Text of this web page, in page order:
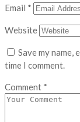
Email *
Website
Save my
time I comment.
Comment *